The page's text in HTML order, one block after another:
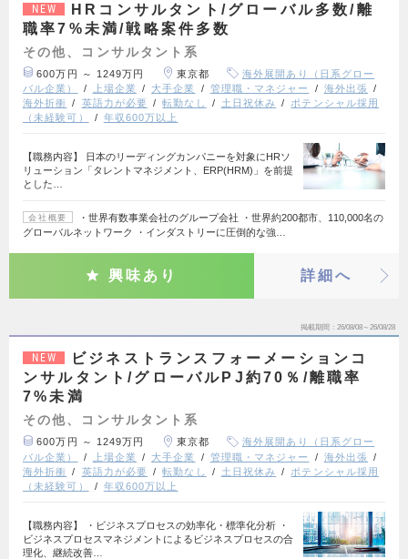
NEW
HRコンサルタント/グローバル多数/離
職率7%未満/戦略案件多数
その他、コンサルタント系
600万円 ～ 1249万円 東京都
海外展開あり（日系グロー
バル企業）
上場企業 大手企業 管理職・マネジャー
海外出張
海外折衝
英語力が必要 転勤なし 土日祝休み
ポテンシャル採用
（未経験可）
年収600万以上
【職務内容】 日本のリーディングカンパニーを対象にHRソ
リューション「タレントマネジメント、ERP(HRM)」を前提
とした…
会社概要
・世界有数事業会社のグループ会社 ・世界約200都市、110,000名の
グローバルネットワーク ・インダストリーに圧倒的な強…
興味あり 詳細へ
掲載期間 26/08/08～26/08/28
NEW
ビジネストランスフォーメーションコ
ンサルタント/グローバルPJ約70％/離職率
7%未満
その他、コンサルタント系
600万円 ～ 1249万円 東京都
海外展開あり（日系グロー
バル企業）
上場企業 大手企業 管理職・マネジャー
海外出張
海外折衝
英語力が必要 転勤なし 土日祝休み
ポテンシャル採用
（未経験可）
年収600万以上
【職務内容】 ・ビジネスプロセスの効率化・標準化分析 ・
ビジネスプロセスマネジメントによるビジネスプロセスの合
理化、継続改善…